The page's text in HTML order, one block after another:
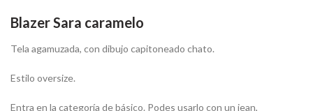
Blazer Sara caramelo
Tela agamuzada, con dibujo capitoneado chato.
Estilo oversize.
Entra en la categoría de básico. Podes usarlo con un jean,